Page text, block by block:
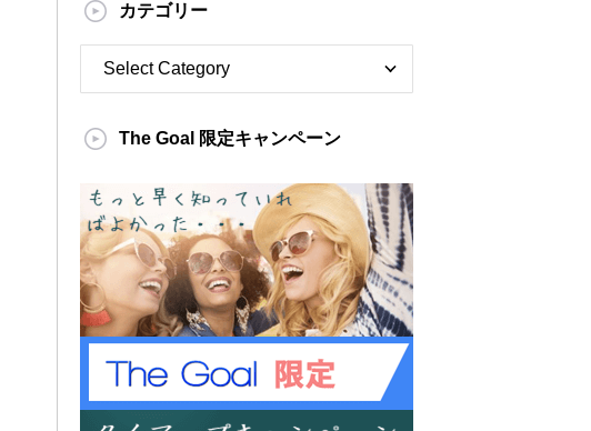
カテゴリー
The Goal 限定キャンペーン